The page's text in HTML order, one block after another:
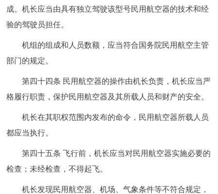
成。机长应当由具有独立驾驶该型号民用航空器的技术和经
验的驾驶员担任。
机组的组成和人员数额，应当符合国务院民用航空主管
部门的规定。
第四十四条 民用航空器的操作由机长负责，机长应当严
格履行职责，保护民用航空器及其所载人员和财产的安全。
机长在其职权范围内发布的命令，民用航空器所载人员
都应当执行。
第四十五条 飞行前，机长应当对民用航空器实施必要的
检查；未经检查，不得起飞。
机长发现民用航空器、机场、气象条件等不符合规定，